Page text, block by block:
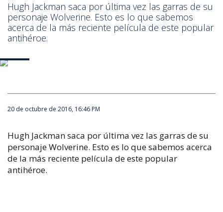
Hugh Jackman saca por última vez las garras de su
personaje Wolverine. Esto es lo que sabemos
acerca de la más reciente película de este popular
antihéroe.
20 de octubre de 2016, 16:46 PM
Hugh Jackman saca por última vez las garras de su
personaje Wolverine. Esto es lo que sabemos acerca
de la más reciente película de este popular
antihéroe.